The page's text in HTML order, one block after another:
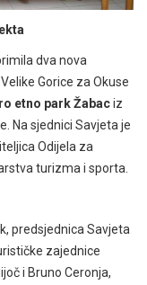
dva nova
Gorice za Okuse
etno park Žabaciz
Na sjednici Savjeta je
Odijela za
turizma i sporta.
predsjednica Savjeta
zajednice
i Bruno Ceronja,